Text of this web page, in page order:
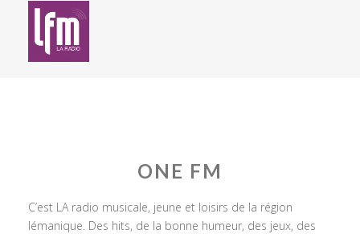
ONE FM
C’est LA radio musicale, jeune et loisirs de la région
lémanique. Des hits, de la bonne humeur, des jeux, des